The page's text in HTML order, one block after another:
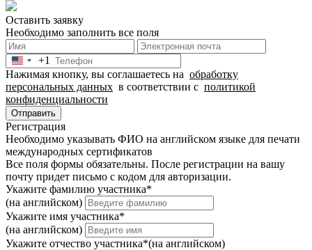
Оставить заявку
Необходимо заполнить все поля
United
States
+1
+1
Нажимая кнопку, вы соглашаетесь на обработку
персональных данных в соответствии с политикой
конфиденциальности
Отправить
Регистрация
Необходимо указывать ФИО на английском языке для печати
международных сертификатов
Все поля формы обязательны. После регистрации на вашу
почту придет письмо c кодом для авторизации.
Укажите фамилию участника*
(на английском)
Укажите имя участника*
(на английском)
Укажите отчество участника*(на английском)